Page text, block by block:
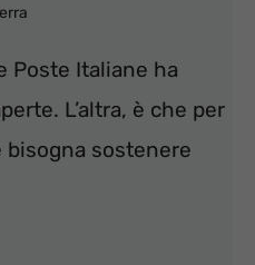
Poste Italiane ha
L’altra, è che per
sostenere